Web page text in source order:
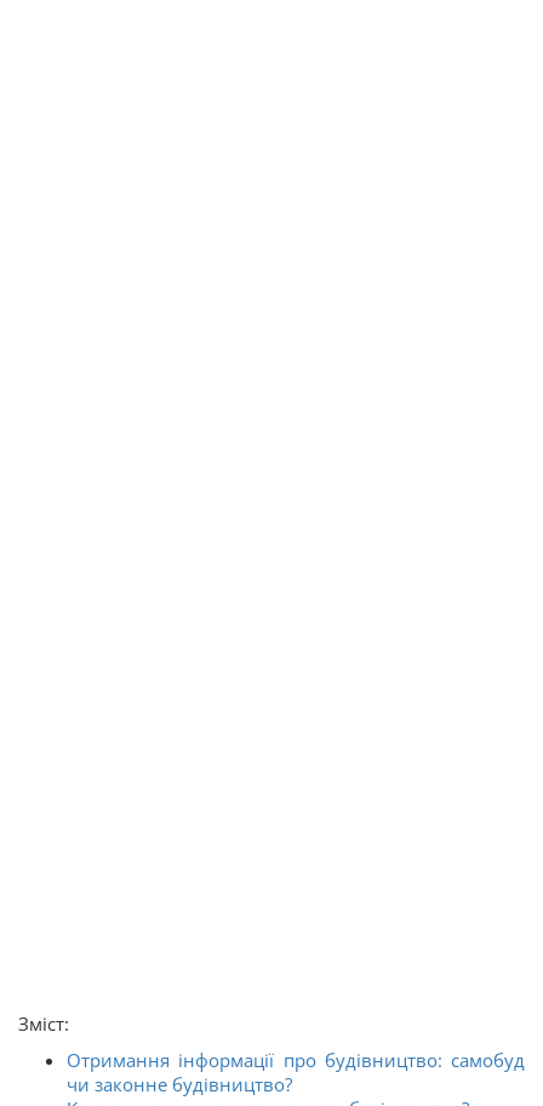
Зміст:
Отримання інформації про будівництво: самобуд
чи законне будівництво?